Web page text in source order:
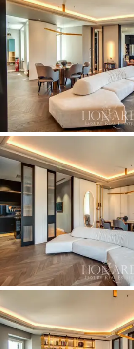
de barcomadegae poltronas
dormir foi projetada para o
privacidade. Oquarto principalé
elegância, com um
guarda-roupa
refinadobanheiro privativo,
duplae um espaçosochuveiro.O
perfeito para crianças ou
uma escrivaninha e oferece um
e funcional. Um segundo banheiro
novamente com a elegância e
que caracterizam toda a casa.
Do lado de fora, a propriedade
umagaragem privativa,um
coração deRoma,
que garante
segurança. O edifício, equipado com
encaixa harmoniosamente no
cidade, combinando charme de
contemporâneo.
Comprar esta residência significa
Roma, vivendo em um
e
modernas.Uma oportunidade
desejam viver em uma das áreas
Roma, cercados pela beleza